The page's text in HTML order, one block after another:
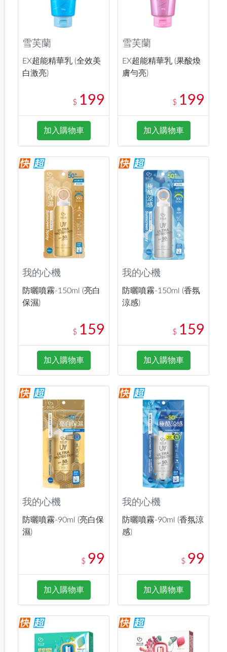
雪芙蘭
EX超能精華乳 (全效美
白激亮)
$ 199
加入購物車
雪芙蘭
EX超能精華乳 (果酸煥
膚勻亮)
$ 199
加入購物車
我的心機
防曬噴霧-150ml (亮白
保濕)
$ 159
加入購物車
我的心機
防曬噴霧-150ml (香氛
涼感)
$ 159
加入購物車
我的心機
防曬噴霧-90ml (亮白保
濕)
$ 99
加入購物車
我的心機
防曬噴霧-90ml (香氛涼
感)
$ 99
加入購物車